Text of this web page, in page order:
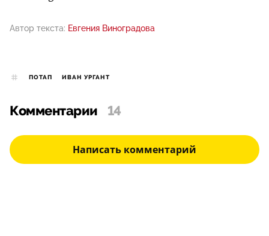
Автор текста: Евгения Виноградова
ПОТАП ИВАН УРГАНТ
Комментарии 14
Написать комментарий